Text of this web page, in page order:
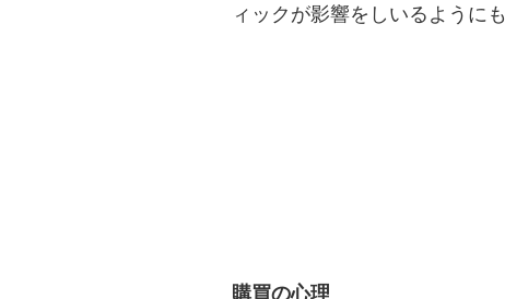
ィックが影響をしいるように
購買の心理